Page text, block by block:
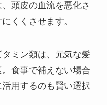
頭皮の血流を悪化さ
くくさせます。
ミン類は、元気な髪
食事で補えない場合
用するのも賢い選択